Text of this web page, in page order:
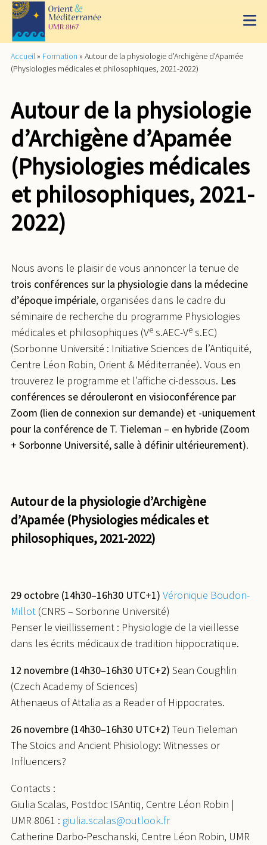
Accueil » Formation » Autour de la physiologie d’Archigène d’Apamée
(Physiologies médicales et philosophiques, 2021-2022)
Autour de la physiologie
d’Archigène d’Apamée
(Physiologies médicales
et philosophiques, 2021-
2022)
Nous avons le plaisir de vous annoncer la tenue de
trois conférences sur la physiologie dans la médecine
d’époque impériale, organisées dans le cadre du
séminaire de recherche du programme Physiologies
médicales et philosophiques (Ve s.AEC-Ve s.EC)
(Sorbonne Université : Initiative Sciences de l’Antiquité,
Centre Léon Robin, Orient & Méditerranée). Vous en
trouverez le programme et l’affiche ci-dessous. Les
conférences se dérouleront en visioconférence par
Zoom (lien de connexion sur demande) et -uniquement
pour la conférence de T. Tieleman – en hybride (Zoom
+ Sorbonne Université, salle à définir ultérieurement).
Autour de la physiologie d’Archigène
d’Apamée (Physiologies médicales et
philosophiques, 2021-2022)
29 octobre (14h30–16h30 UTC+1) Véronique Boudon-
Millot (CNRS – Sorbonne Université)
Penser le vieillissement : Physiologie de la vieillesse
dans les écrits médicaux de tradition hippocratique.
12 novembre (14h30–16h30 UTC+2) Sean Coughlin
(Czech Academy of Sciences)
Athenaeus of Attalia as a Reader of Hippocrates.
26 novembre (14h30–16h30 UTC+2) Teun Tieleman
The Stoics and Ancient Phisiology: Witnesses or
Influencers?
Contacts :
Giulia Scalas, Postdoc ISAntiq, Centre Léon Robin |
UMR 8061 : giulia.scalas@outlook.fr
Catherine Darbo-Peschanski, Centre Léon Robin, UMR